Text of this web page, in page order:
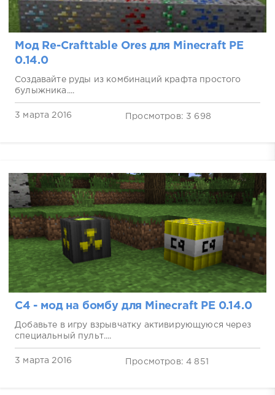
Мод Re-Crafttable Ores для Minecraft PE
0.14.0
Создавайте руды из комбинаций крафта простого
булыжника....
3 марта 2016 Просмотров: 3 698
C4 - мод на бомбу для Minecraft PE 0.14.0
Добавьте в игру взрывчатку активирующуюся через
специальный пульт....
3 марта 2016 Просмотров: 4 851